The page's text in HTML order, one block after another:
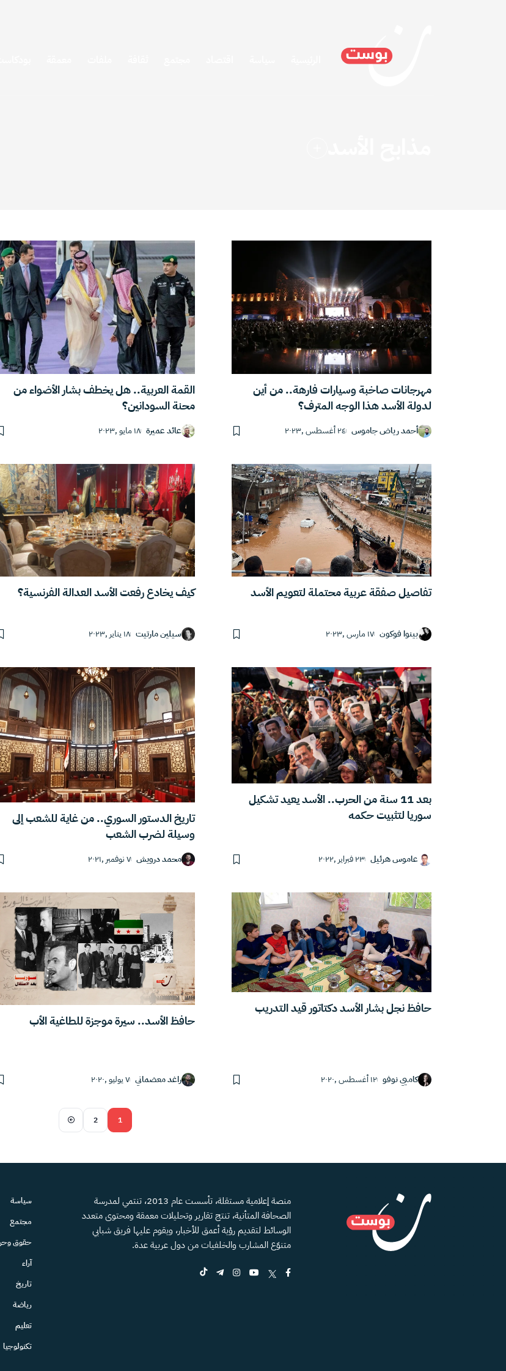
مهرجانات صاخبة وسيارات فارهة.. من أين
لدولة الأسد هذا الوجه المترف؟
أحمد رياض جاموس ٢٤ أغسطس ,٢٠٢٣
القمة العربية.. هل يخطف بشار الأضواء من
محنة السودانين؟
عائد عميرة ١٨ مايو ,٢٠٢٣
تفاصيل صفقة عربية محتملة لتعويم الأسد
بينوا فوكون ١٧ مارس ,٢٠٢٣
كيف يخادع رفعت الأسد العدالة الفرنسية؟
سيلين مارتيت ١٨ يناير ,٢٠٢٣
بعد 11 سنة من الحرب.. الأسد يعيد تشكيل
سوريا لتثبيت حكمه
عاموس هرئيل ٢٣ فبراير ,٢٠٢٢
تاريخ الدستور السوري.. من غاية للشعب إلى
وسيلة لضرب الشعب
محمد درويش ٧ نوفمبر ,٢٠٢١
حافظ نجل بشار الأسد دكتاتور قيد التدريب
كاميي نوفو ١٢ أغسطس ,٢٠٢٠ راغد معضماني ٧ يوليو ,٢٠٢٠
1
2
منصة إعلامية مستقلة، تأسست عام 2013، تنتمي لمدرسة
الصحافة المتأنية، تنتج تقارير وتحليلات معمقة ومحتوى متعدد
الوسائط لتقديم رؤية أعمق للأخبار، ويقوم عليها فريق شبابي
متنوّع المشارب والخلفيات من دول عربية عدة.
سياسة
مجتمع
حقوق
آراء
تاريخ
رياضة
تعليم
تكنولوجيا